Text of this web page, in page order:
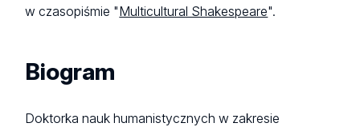
w czasopiśmie "Multicultural Shakespeare".
Biogram
Doktorka nauk humanistycznych w zakresie